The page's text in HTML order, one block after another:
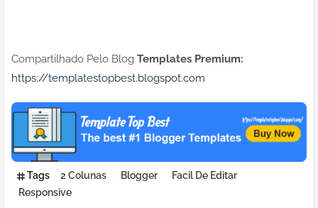
Compartilhado Pelo Blog Templates Premium:
https://templatestopbest.blogspot.com
Tags 2 Colunas Blogger
Facil De Editar
Responsive